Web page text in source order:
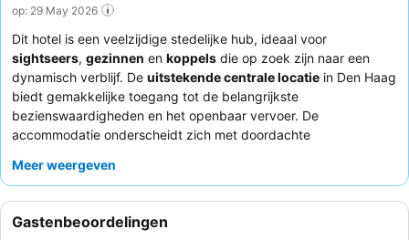
op: 29 May 2026
Dit hotel is een veelzijdige stedelijke hub, ideaal voor
sightseers, gezinnen en koppels die op zoek zijn naar een
dynamisch verblijf. De uitstekende centrale locatie in Den Haag
biedt gemakkelijke toegang tot de belangrijkste
bezienswaardigheden en het openbaar vervoer. De
accommodatie onderscheidt zich met doordachte
specialekinderhoek
ontbijtaanbod
een rustigere ervaring kunt u overwegen een kamer op een
Meer weergeven
Gastenbeoordelingen